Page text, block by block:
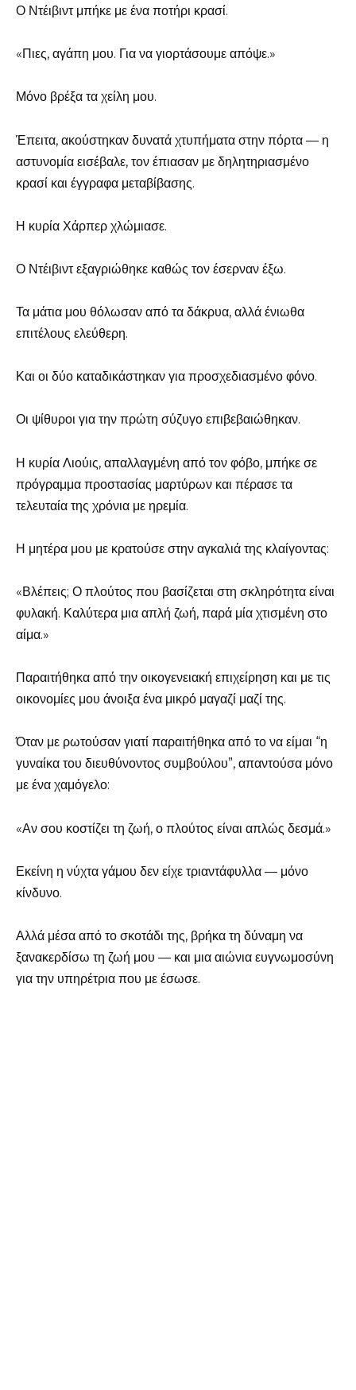
Ο Ντέιβιντ μπήκε με ένα ποτήρι κρασί.
«Πιες, αγάπη μου. Για να γιορτάσουμε απόψε.»
Μόνο βρέξα τα χείλη μου.
Έπειτα, ακούστηκαν δυνατά χτυπήματα στην πόρτα — η
αστυνομία εισέβαλε, τον έπιασαν με δηλητηριασμένο
κρασί και έγγραφα μεταβίβασης.
Η κυρία Χάρπερ χλώμιασε.
Ο Ντέιβιντ εξαγριώθηκε καθώς τον έσερναν έξω.
Τα μάτια μου θόλωσαν από τα δάκρυα, αλλά ένιωθα
επιτέλους ελεύθερη.
Και οι δύο καταδικάστηκαν για προσχεδιασμένο φόνο.
Οι ψίθυροι για την πρώτη σύζυγο επιβεβαιώθηκαν.
Η κυρία Λιούις, απαλλαγμένη από τον φόβο, μπήκε σε
πρόγραμμα προστασίας μαρτύρων και πέρασε τα
τελευταία της χρόνια με ηρεμία.
Η μητέρα μου με κρατούσε στην αγκαλιά της κλαίγοντας:
«Βλέπεις; Ο πλούτος που βασίζεται στη σκληρότητα είναι
φυλακή. Καλύτερα μια απλή ζωή, παρά μία χτισμένη στο
αίμα.»
Παραιτήθηκα από την οικογενειακή επιχείρηση και με τις
οικονομίες μου άνοιξα ένα μικρό μαγαζί μαζί της.
Όταν με ρωτούσαν γιατί παραιτήθηκα από το να είμαι “η
γυναίκα του διευθύνοντος συμβούλου”, απαντούσα μόνο
με ένα χαμόγελο:
«Αν σου κοστίζει τη ζωή, ο πλούτος είναι απλώς δεσμά.»
Εκείνη η νύχτα γάμου δεν είχε τριαντάφυλλα — μόνο
κίνδυνο.
Αλλά μέσα από το σκοτάδι της, βρήκα τη δύναμη να
ξανακερδίσω τη ζωή μου — και μια αιώνια ευγνωμοσύνη
για την υπηρέτρια που με έσωσε.